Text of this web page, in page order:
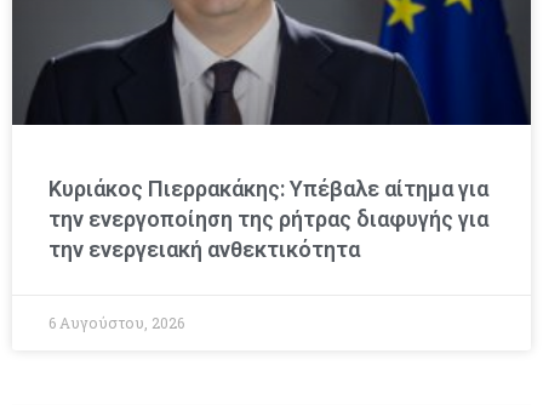
Κυριάκος Πιερρακάκης: Υπέβαλε αίτημα για
την ενεργοποίηση της ρήτρας διαφυγής για
την ενεργειακή ανθεκτικότητα
6 Αυγούστου, 2026